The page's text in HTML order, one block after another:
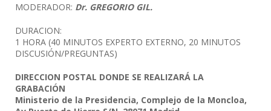
MODERADOR: Dr. GREGORIO GIL.
DURACION:
1 HORA (40 MINUTOS EXPERTO EXTERNO, 20 MINUTOS
DISCUSIÓN/PREGUNTAS)
DIRECCION POSTAL DONDE SE REALIZARÁ LA
GRABACIÓN
Ministerio de la Presidencia, Complejo de la Moncloa,